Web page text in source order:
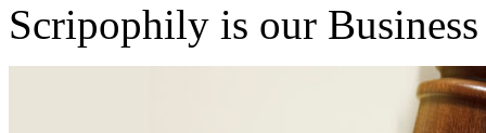
Scripophily is our